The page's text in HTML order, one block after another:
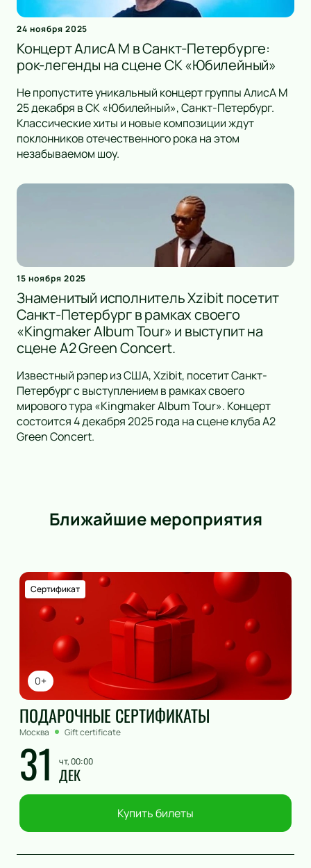
24 ноября 2025
Концерт АлисА М в Санкт-Петербурге:
рок-легенды на сцене СК «Юбилейный»
Не пропустите уникальный концерт группы АлисА М
25 декабря в СК «Юбилейный», Санкт-Петербург.
Классические хиты и новые композиции ждут
поклонников отечественного рока на этом
незабываемом шоу.
15 ноября 2025
Знаменитый исполнитель Xzibit посетит
Санкт-Петербург в рамках своего
«Kingmaker Album Tour» и выступит на
сцене А2 Green Concert.
Известный рэпер из США, Xzibit, посетит Санкт-
Петербург с выступлением в рамках своего
мирового тура «Kingmaker Album Tour». Концерт
состоится 4 декабря 2025 года на сцене клуба А2
Green Concert.
Ближайшие мероприятия
0+
Сертификат
ПОДАРОЧНЫЕ СЕРТИФИКАТЫ
Москва Gift certificate
31 чт, 00:00
ДЕК
Купить билеты